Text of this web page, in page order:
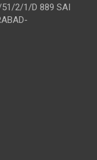
2/1/D 889 SAI